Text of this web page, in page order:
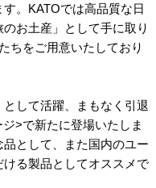
。KATOでは高品質な日
お土産」として手に取り
ちをご用意いたしており
して活躍、まもなく引退
>で新たに登場いたしま
として、また国内のユー
る製品としてオススメで